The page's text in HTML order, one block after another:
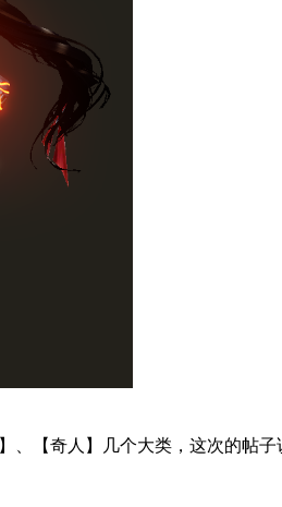
【奇人】几个大类，这次的帖子